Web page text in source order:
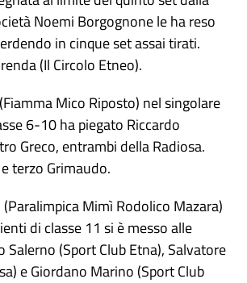
Noemi Borgognone le ha reso
in cinque set assai tirati.
(Il Circolo Etneo).
Mico Riposto) nel singolare
6-10 ha piegato Riccardo
Greco, entrambi della Radiosa.
terzo Grimaudo.
(Paralimpica Mimì Rodolico Mazara)
di classe 11 si è messo alle
Salerno (Sport Club Etna), Salvatore
e Giordano Marino (Sport Club